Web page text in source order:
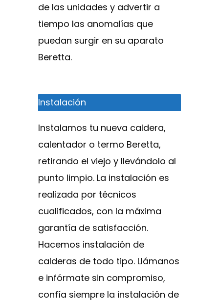
de las unidades y advertir a
tiempo las anomalías que
puedan surgir en su aparato
Beretta.
Instalación
Instalamos tu nueva caldera,
calentador o termo Beretta,
retirando el viejo y llevándolo al
punto limpio. La instalación es
realizada por técnicos
cualificados, con la máxima
garantía de satisfacción.
Hacemos instalación de
calderas de todo tipo. Llámanos
e infórmate sin compromiso,
confía siempre la instalación de